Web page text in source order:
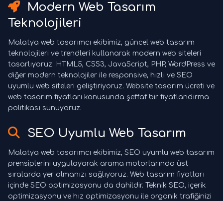
Modern Web Tasarım
Teknolojileri
Malatya web tasarımcı ekibimiz, güncel web tasarım
teknolojileri ve trendleri kullanarak modern web siteleri
tasarlıyoruz. HTML5, CSS3, JavaScript, PHP, WordPress ve
diğer modern teknolojiler ile responsive, hızlı ve SEO
uyumlu web siteleri geliştiriyoruz. Website tasarım ücreti ve
web tasarım fiyatları konusunda şeffaf bir fiyatlandırma
politikası sunuyoruz.
SEO Uyumlu Web Tasarım
Malatya web tasarımcı ekibimiz, SEO uyumlu web tasarım
prensiplerini uygulayarak arama motorlarında üst
sıralarda yer almanızı sağlıyoruz. Web tasarım fiyatları
içinde SEO optimizasyonu da dahildir. Teknik SEO, içerik
optimizasyonu ve hız optimizasyonu ile organik trafiğinizi